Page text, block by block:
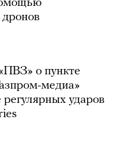
о пункте
медиа»
ударов